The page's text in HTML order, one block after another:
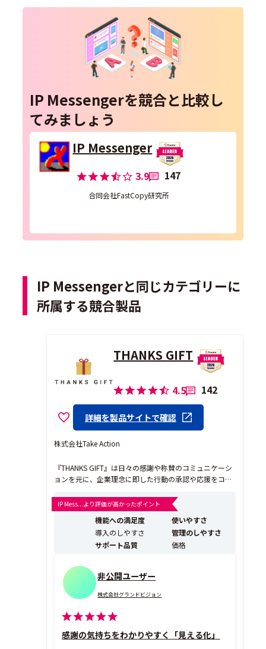
IP Messengerを競合と比較し
てみましょう
IP Messenger
3.9 147
合同会社FastCopy研究所
IP Messengerと同じカテゴリーに
所属する競合製品
THANKS GIFT
4.5 142
詳細を製品サイトで確認
株式会社Take Action
『THANKS GIFT』は日々の感謝や称賛のコミュニケーシ
ョンを元に、企業理念に即した行動の承認や応援をコイ
善プラットフォームです。【1000社導入】 贈りあった
コインは福利厚生としても活用でき、導入企業様が独自
に設定されている商品・サービスだけでなく「A...
IP Mess...より評価が高かったポイント
機能への満足度
使いやすさ
導入のしやすさ
管理のしやすさ
サポート品質
価格
非公開ユーザー
株式会社グランドビジョン
感謝の気持ちをわかりやすく「見える化」